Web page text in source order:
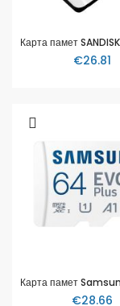
€26.81
€28.66